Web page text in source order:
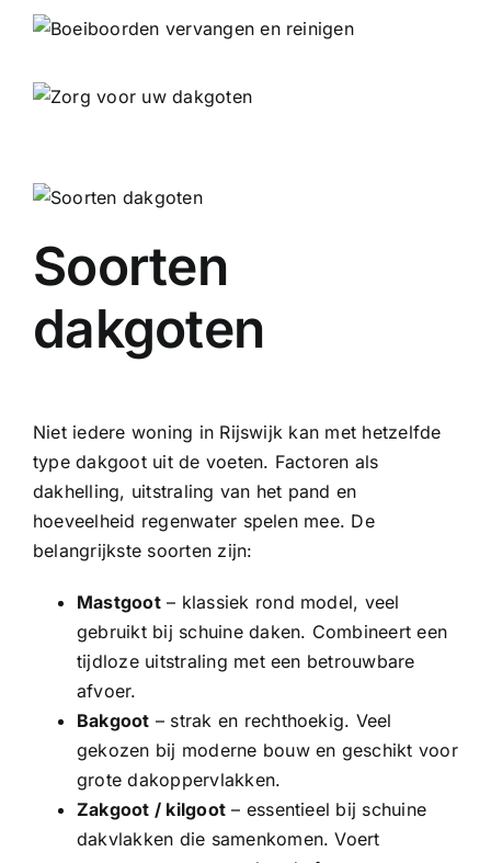
Soorten
dakgoten
Niet iedere woning in Rijswijk kan met hetzelfde
type dakgoot uit de voeten. Factoren als
dakhelling, uitstraling van het pand en
hoeveelheid regenwater spelen mee. De
belangrijkste soorten zijn:
Mastgoot– klassiek rond model, veel
gebruikt bij schuine daken. Combineert een
tijdloze uitstraling met een betrouwbare
afvoer.
Bakgoot – strak en rechthoekig. Veel
gekozen bij moderne bouw en geschikt voor
grote dakoppervlakken.
Zakgoot / kilgoot – essentieel bij schuine
dakvlakken die samenkomen. Voert